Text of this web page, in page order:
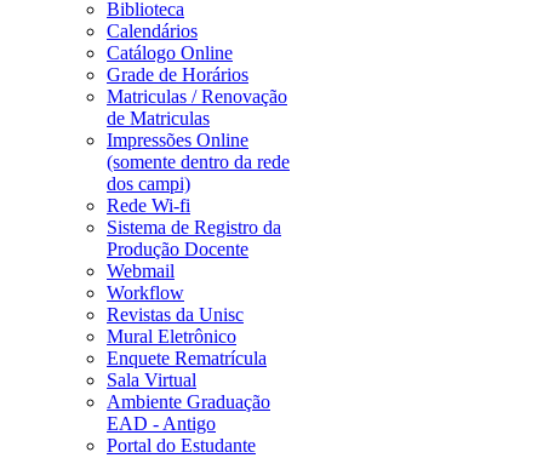
Biblioteca
Calendários
Catálogo Online
Grade de Horários
Matriculas / Renovação
de Matriculas
Impressões Online
(somente dentro da rede
dos campi)
Rede Wi-fi
Sistema de Registro da
Produção Docente
Webmail
Workflow
Revistas da Unisc
Mural Eletrônico
Enquete Rematrícula
Sala Virtual
Ambiente Graduação
EAD - Antigo
Portal do Estudante